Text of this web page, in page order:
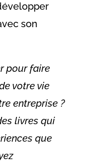
son
pour faire
votre vie
entreprise ?
livres qui
que